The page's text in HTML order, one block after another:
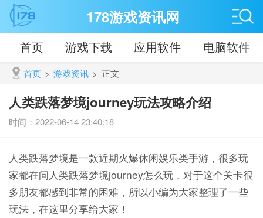
178游戏资讯网
首页 游戏下载 应用软件 电脑软件
首页 > 游戏资讯 > 正文
人类跌落梦境journey玩法攻略介绍
时间：2022-06-14 23:40:18
人类跌落梦境是一款近期火爆休闲娱乐类手游，很多玩
家都在问人类跌落梦境journey怎么玩，对于这个关卡很
多朋友都感到非常的困难，所以小编为大家整理了一些
玩法，在这里分享给大家！